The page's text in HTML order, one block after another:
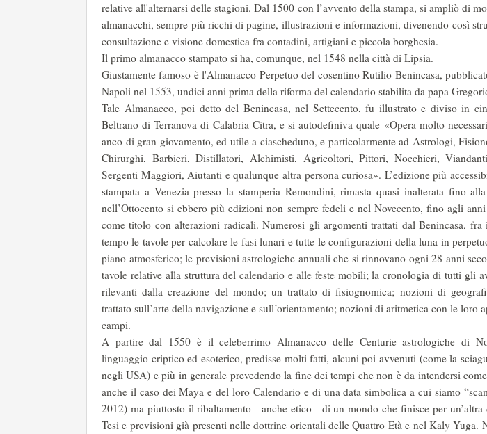
relative all'alternarsi delle stagioni. Dal 1500 con l’avvento della stampa, si ampliò di
almanacchi, sempre più ricchi di pagine, illustrazioni e informazioni, divenendo così
consultazione e vi­sione domestica fra contadini, artigiani e piccola borghesia.
Il primo almanacco stampato si ha, comunque, nel 1548 nella città di Lipsia.
Giustamente famoso è l'Almanacco Perpetuo del cosentino Rutilio Benincasa,
Napoli nel 1553, undici anni prima della riforma del calendario stabilita da papa
Tale Almanacco, poi detto del Benincasa, nel Settecento, fu illustrato e di­viso in
Beltrano di Terranova di Calabria Citra, e si au­todefiniva quale «Opera molto
anco di gran giovamento, ed utile a ciascheduno, e particolarmente ad Astrologi,
Chirurghi, Barbieri, Distillatori, Alchimisti, Agricoltori, Pittori, Nocchieri,
Sergenti Maggiori, Aiutanti e qualunque altra persona curiosa». L’edizione più
stampata a Venezia presso la stamperia Remondini, rimasta quasi inalterata fino
nell’Ottocento si ebbero più edizioni non sempre fedeli e nel Novecento, fino agli
come titolo con al­terazioni radicali. Numerosi gli argomenti trattati dal Benincasa,
tempo le tavole per calcolare le fasi lunari e tutte le configurazioni della luna in
piano atmosferico; le previsioni astrologiche annuali che si rinnovano ogni 28 anni
tavole relative alla struttura del calendario e alle feste mobili; la cronologia di tutti gli
rilevanti dalla creazione del mondo; un trattato di fisiognomica; nozioni di
trattato sull’arte della navigazione e sull’orientamento; nozioni di aritmetica con le loro
campi.
A partire dal 1550 è il celeberrimo Almanacco delle Centurie astrologiche di
linguaggio criptico ed esoterico, predisse molti fatti, alcuni poi avvenuti (come la
negli USA) e più in ge­nerale prevedendo la fine dei tempi che non è da intendersi
anche il caso dei Maya e del loro Calendario e di una data simbolica a cui siamo
2012) ma piuttosto il ribaltamento - anche etico - di un mondo che finisce per un’altra
Tesi e previ­sioni già presenti nelle dottrine orientali delle Quattro Età e nel Kaly Yuga.